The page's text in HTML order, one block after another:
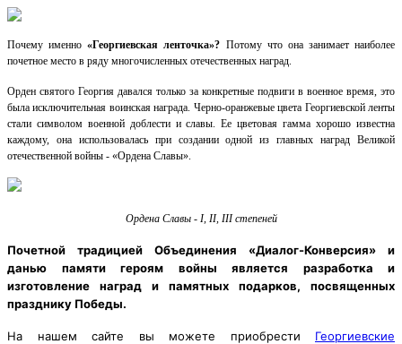
Почему именно«Георгиевская ленточка»? Потому что она занимает наиболее
почетное место в ряду многочисленных отечественных наград.
Орден святого Георгия давался только за конкретные подвиги в военное время, это
была исключительная воинская награда. Черно-оранжевые цвета Георгиевской ленты
стали символом военной доблести и славы. Ее цветовая гамма хорошо известна
каждому, она использовалась при создании одной из главных наград Великой
отечественной войны - «Ордена Славы».
Ордена Славы - I, II, III степеней
Почетной традицией Объединения «Диалог-Конверсия» и
данью памяти героям войны является разработка и
изготовление наград и памятных подарков, посвященных
празднику Победы.
На нашем сайте вы можете приобрести Георгиевские